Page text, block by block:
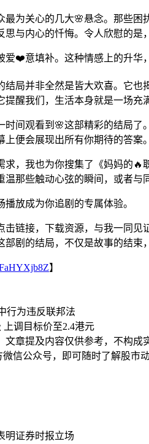
最为关心的几大🌸悬念。那些
与内心的忏悔。令人欣慰的
爱❤️意填补。这种情感上的升华
结局并非全然是皆大欢喜。它
醒我们，生活本身就是一场
间观看到🌸这部精彩的结局
便会展现出所有你期待的答
，我也为你搜集了《妈妈的
那些触动心弦的瞬间，或者与
放成为你追剧的专属体验。
击链接，下载资源，与我一同
剧的结局，不仅是故事的结束
】
行为违反联邦法
调目标价至2.4港元
章提及内容仅供参考，不构成
信公众号，即可随时了解股市
明证券时报立场